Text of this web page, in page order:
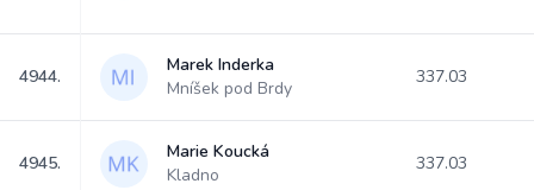
4944.
Marek Inderka
Mníšek pod Brdy
337.03
4945.
Marie Koucká
Kladno
337.03